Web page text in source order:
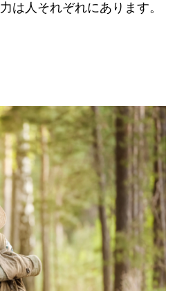
は人それぞれにあります。